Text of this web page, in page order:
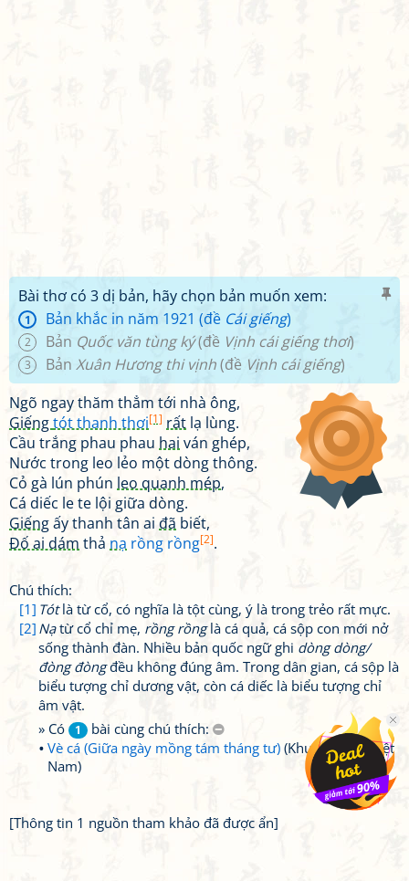
Bài thơ có 3 dị bản, hãy chọn bản muốn xem:
1 Bản khắc in năm 1921 (đề Cái giếng)
2 Bản Quốc văn tùng ký(đề Vịnh cái giếng thơi)
3 Bản Xuân Hương thi vịnh(đề Vịnh cái giếng)
Ngõ ngay thăm thẳm tới nhà ông,
Giếngtót thanh thơi[1] rất lạ lùng.
Cầu trắng phau phau hai ván ghép,
Nước trong leo lẻo một dòng thông.
Cỏ gà lún phún leo quanh mép,
Cá diếc le te lội giữa dòng.
Giếngấy thanh tân ai đã biết,
Đố ai dám thả nạ rồng rồng[2].
Chú thích:
[1] Tótlà từ cổ, có nghĩa là tột cùng, ý là trong trẻo rất mực.
[2] Nạtừ cổ chỉ mẹ, rồng rồnglà cá quả, cá sộp con mới nở
sống thành đàn. Nhiều bản quốc ngữ ghi dòng dòng/
đòng đòngđều không đúng âm. Trong dân gian, cá sộp là
biểu tượng chỉ dương vật, còn cá diếc là biểu tượng chỉ
âm vật.
» Có
1
bài cùng chú thích:
Vè cá (Giữa ngày mồng tám tháng tư) (Khuyết danh Việt
Nam)
[Thông tin 1 nguồn tham khảo đã được ẩn]